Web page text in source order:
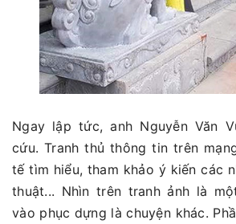
Ngay lập tức, anh Nguyễn Văn
cứu. Tranh thủ thông tin trên
tế tìm hiểu, tham khảo ý kiến các
thuật... Nhìn trên tranh ảnh là
vào phục dựng là chuyện khác.